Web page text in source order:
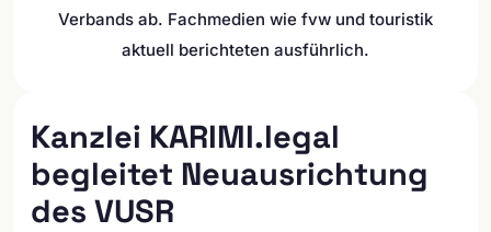
Verbands ab. Fachmedien wie fvw und touristik
aktuell berichteten ausführlich.
Kanzlei KARIMI.legal
begleitet Neuausrichtung
des VUSR